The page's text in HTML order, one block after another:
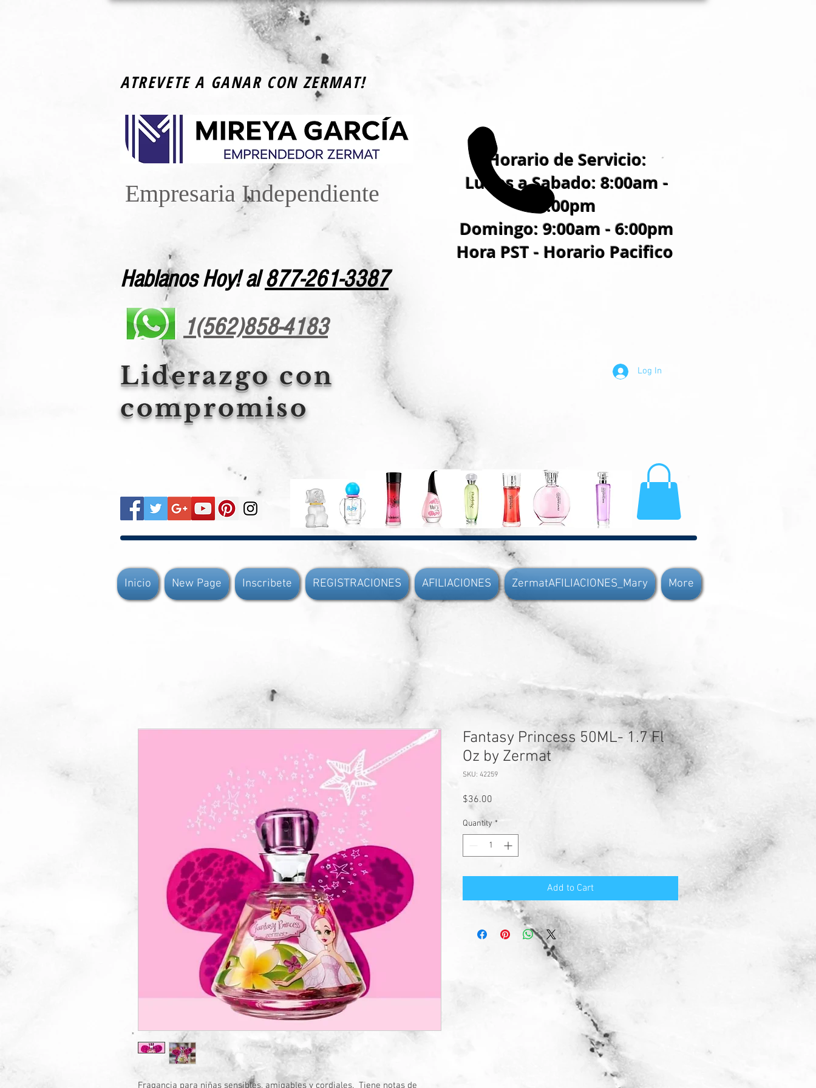
ATREVETE A GANAR CON ZERMAT!
Empresaria Independiente
Horario de Servicio:
Lunes a Sabado: 8:00am -
8:00pm
Domingo: 9:00am - 6:00pm
Hora PST - Horario Pacifico
Hablanos Hoy! al877-261-3387
1(562)858-4183
Liderazgo con
compromiso
Log In
Inicio New Page Inscribete REGISTRACIONES AFILIACIONES ZermatAFILIACIONES_Mary More
Fragancia para niñas sensibles, amigables y cordiales.  Tiene notas de
Fantasy Princess 50ML- 1.7 Fl
Oz by Zermat
SKU: 42259
$36.00
Quantity *
Add to Cart